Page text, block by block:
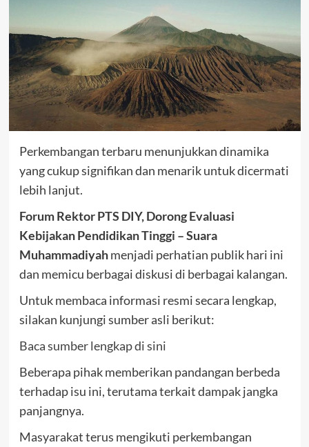
Perkembangan terbaru menunjukkan dinamika
yang cukup signifikan dan menarik untuk dicermati
lebih lanjut.
Forum Rektor PTS DIY, Dorong Evaluasi
Kebijakan Pendidikan Tinggi – Suara
Muhammadiyahmenjadi perhatian publik hari ini
dan memicu berbagai diskusi di berbagai kalangan.
Untuk membaca informasi resmi secara lengkap,
silakan kunjungi sumber asli berikut:
Baca sumber lengkap di sini
Beberapa pihak memberikan pandangan berbeda
terhadap isu ini, terutama terkait dampak jangka
panjangnya.
Masyarakat terus mengikuti perkembangan